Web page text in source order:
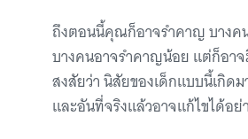
ถึงตอนนี้คุณก็อาจรำคาญ บางค
บางคนอาจรำคาญน้อย แต่ก็อา
สงสัยว่า นิสัยของเด็กแบบนี้เกิดม
และอันที่จริงแล้วอาจแก้ไขได้อย่